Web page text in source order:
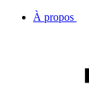
À propos